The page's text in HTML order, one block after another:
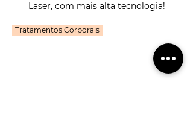
Laser, com mais alta tecnologia!
Tratamentos Corporais